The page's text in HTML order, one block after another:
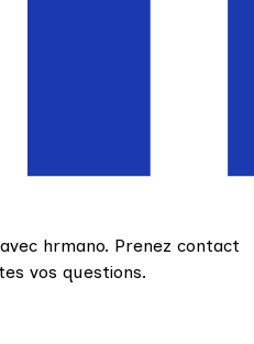
hrmano. Prenez contact
vos questions.